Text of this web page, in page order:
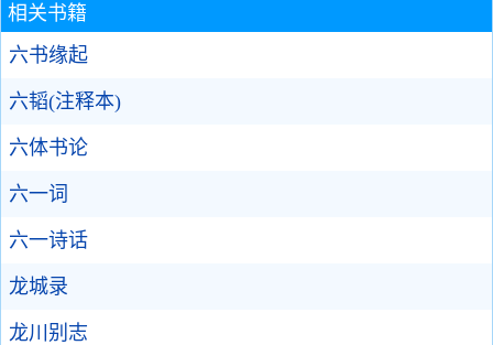
相关书籍
六书缘起
六韬(注释本)
六体书论
六一词
六一诗话
龙城录
龙川别志